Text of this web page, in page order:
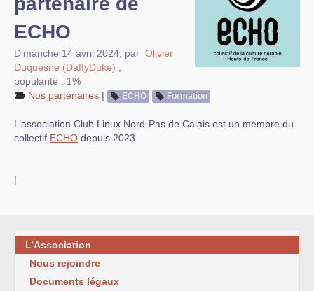
Les antennes
Espace membres
ECHO
Dimanche 14 avril 2024 par Olivier
Duquesne (DaffyDuke)
popularité : 1%
Nos partenaires | ECHO Formation
L’association Club Linux Nord-Pas de Calais est un membre du
collectif ECHO depuis 2023.
|
L’Association
Nous rejoindre
Documents légaux